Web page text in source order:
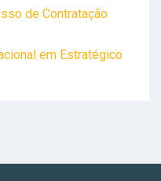
de Contratação
em Estratégico